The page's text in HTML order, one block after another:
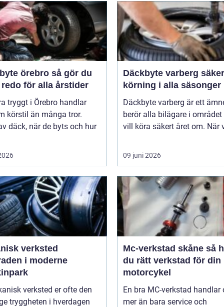
örebro så gör du
för alla årstider
tryggt i Örebro handlar
körstil än många tror.
däck, när de byts och hur
Däckbyte varberg säker
körning i alla säsonger
Däckbyte varberg är ett
berör alla bilägare i
vill köra säkert året om. När
09 juni 2026
verksted
i moderne
verksted er ofte den
tryggheten i hverdagen
Mc-verkstad skåne så hittar
du rätt verkstad för din
motorcykel
En bra MC-verkstad handlar
mer än bara service och